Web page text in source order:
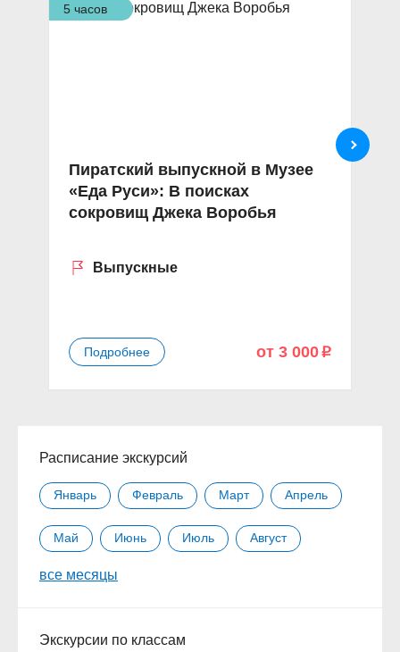
5 часов
Пиратский выпускной в Музее
«Еда Руси»: В поисках
сокровищ Джека Воробья
Выпускные
Подробнее от 3 000 p
Расписание экскурсий
Январь Февраль Март Апрель
Май Июнь Июль Август
Сентябрь
все месяцы
Экскурсии по классам